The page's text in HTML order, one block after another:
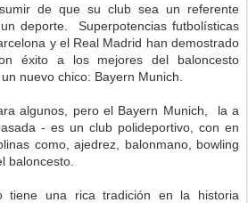
de que su club sea un referente
deporte. Superpotencias futbolísticas
y el Real Madrid han demostrado
éxito a los mejores del baloncesto
nuevo chico: Bayern Munich.
algunos, pero el Bayern Munich, la a
- es un club polideportivo, con en
como, ajedrez, balonmano, bowling
baloncesto.
tiene una rica tradición en la historia